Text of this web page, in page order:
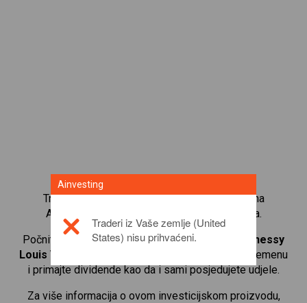
Trgujte s više od 1000 međunarodnih udjela na
Ainvesting platformi za trgovanje CFD-ovima.
Počnite trgovati CFD-ovima naLVMH Moet Hennessy
Louis Vuitton SA
. Primajte kotacije u stvarnom vremenu
i primajte dividende kao da i sami posjedujete udjele.
Za više informacija o ovom investicijskom proizvodu,
Ainvesting
Traderi iz Vaše zemlje (United
States) nisu prihvaćeni.